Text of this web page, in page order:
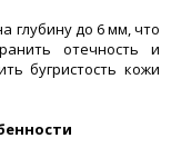
глубину до 6 мм, что
отечность и
бугристость кожи